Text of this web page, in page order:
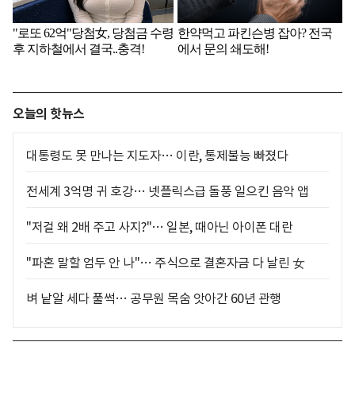
오늘의 핫뉴스
대통령도 못 만나는 지도자… 이란, 통제불능 빠졌다
전세계 3억명 귀 호강… 넷플릭스급 돌풍 일으킨 음악 앱
"저걸 왜 2배 주고 사지?"… 일본, 때아닌 아이폰 대란
"파혼 말할 엄두 안 나"… 주식으로 결혼자금 다 날린 女
벼 낱알 세다 풀썩… 공무원 목숨 앗아간 60년 관행